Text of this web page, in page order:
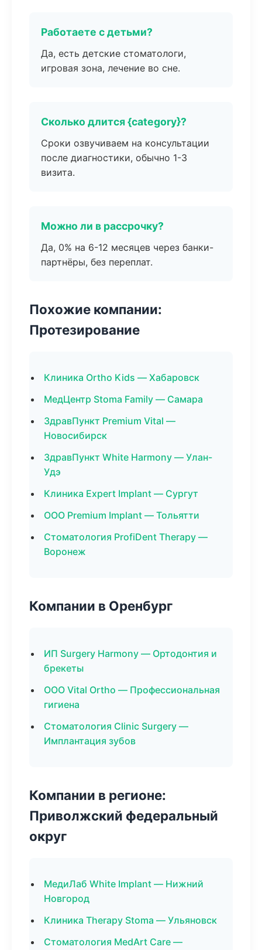
Работаете с детьми?
Да, есть детские стоматологи,
игровая зона, лечение во сне.
Сколько длится {category}?
Сроки озвучиваем на консультации
после диагностики, обычно 1-3
визита.
Можно ли в рассрочку?
Да, 0% на 6-12 месяцев через банки-
партнёры, без переплат.
Похожие компании:
Протезирование
Клиника Ortho Kids — Хабаровск
МедЦентр Stoma Family — Самара
ЗдравПункт Premium Vital —
Новосибирск
ЗдравПункт White Harmony — Улан-
Удэ
Клиника Expert Implant — Сургут
ООО Premium Implant — Тольятти
Стоматология ProfiDent Therapy —
Воронеж
Компании в Оренбург
ИП Surgery Harmony — Ортодонтия и
брекеты
ООО Vital Ortho — Профессиональная
гигиена
Стоматология Clinic Surgery —
Имплантация зубов
Компании в регионе:
Приволжский федеральный
округ
МедиЛаб White Implant — Нижний
Новгород
Клиника Therapy Stoma — Ульяновск
Стоматология MedArt Care —